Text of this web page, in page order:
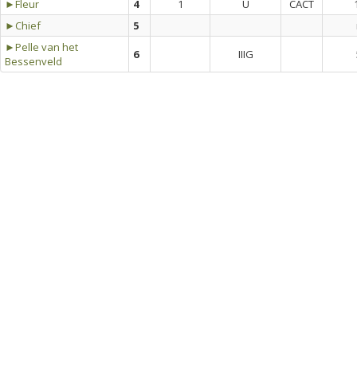
►Fleur
4 1 U CACT
►Chief
5
►Pelle van het
Bessenveld
6 IIIG